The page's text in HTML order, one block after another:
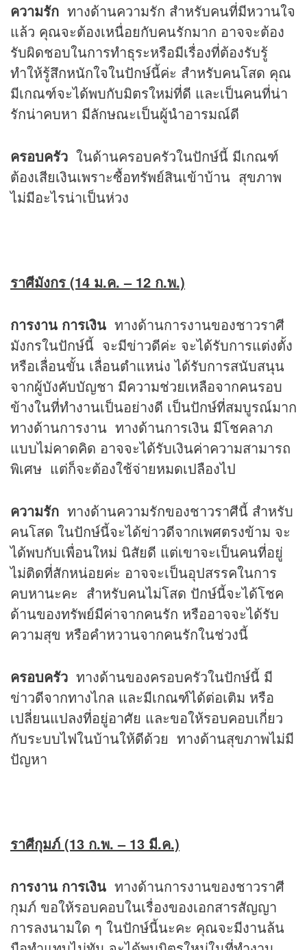
ความรัก ทางด้านความรัก สำหรับคนที่มีหวานใจ
แล้ว คุณจะต้องเหนื่อยกับคนรักมาก อาจจะต้อง
รับผิดชอบในการทำธุระหรือมีเรื่องที่ต้องรับรู้
ทำให้รู้สึกหนักใจในปักษ์นี้ค่ะ สำหรับคนโสด คุณ
มีเกณฑ์จะได้พบกับมิตรใหม่ที่ดี และเป็นคนที่น่า
รักน่าคบหา มีลักษณะเป็นผู้นำอารมณ์ดี
ครอบครัว ในด้านครอบครัวในปักษ์นี้ มีเกณฑ์
ต้องเสียเงินเพราะซื้อทรัพย์สินเข้าบ้าน สุขภาพ
ไม่มีอะไรน่าเป็นห่วง
ราศีมังกร (14 ม.ค. – 12 ก.พ.)
การงาน การเงิน ทางด้านการงานของชาวราศี
มังกรในปักษ์นี้ จะมีข่าวดีค่ะ จะได้รับการแต่งตั้ง
หรือเลื่อนขั้น เลื่อนตำแหน่ง ได้รับการสนับสนุน
จากผู้บังคับบัญชา มีความช่วยเหลือจากคนรอบ
ข้างในที่ทำงานเป็นอย่างดี เป็นปักษ์ที่สมบูรณ์มาก
ทางด้านการงาน ทางด้านการเงิน มีโชคลาภ
แบบไม่คาดคิด อาจจะได้รับเงินค่าความสามารถ
พิเศษ แต่ก็จะต้องใช้จ่ายหมดเปลืองไป
ความรัก ทางด้านความรักของชาวราศีนี้ สำหรับ
คนโสด ในปักษ์นี้จะได้ข่าวดีจากเพศตรงข้าม จะ
ได้พบกับเพื่อนใหม่ นิสัยดี แต่เขาจะเป็นคนที่อยู่
ไม่ติดที่สักหน่อยค่ะ อาจจะเป็นอุปสรรคในการ
คบหานะคะ สำหรับคนไม่โสด ปักษ์นี้จะได้โชค
ด้านของทรัพย์มีค่าจากคนรัก หรืออาจจะได้รับ
ความสุข หรือคำหวานจากคนรักในช่วงนี้
ครอบครัว ทางด้านของครอบครัวในปักษ์นี้ มี
ข่าวดีจากทางไกล และมีเกณฑ์ได้ต่อเติม หรือ
เปลี่ยนแปลงที่อยู่อาศัย และขอให้รอบคอบเกี่ยว
กับระบบไฟในบ้านให้ดีด้วย ทางด้านสุขภาพไม่มี
ปัญหา
ราศีกุมภ์ (13 ก.พ. – 13 มี.ค.)
การงาน การเงิน ทางด้านการงานของชาวราศี
กุมภ์ ขอให้รอบคอบในเรื่องของเอกสารสัญญา
การลงนามใด ๆ ในปักษ์นี้นะคะ คุณจะมีงานล้น